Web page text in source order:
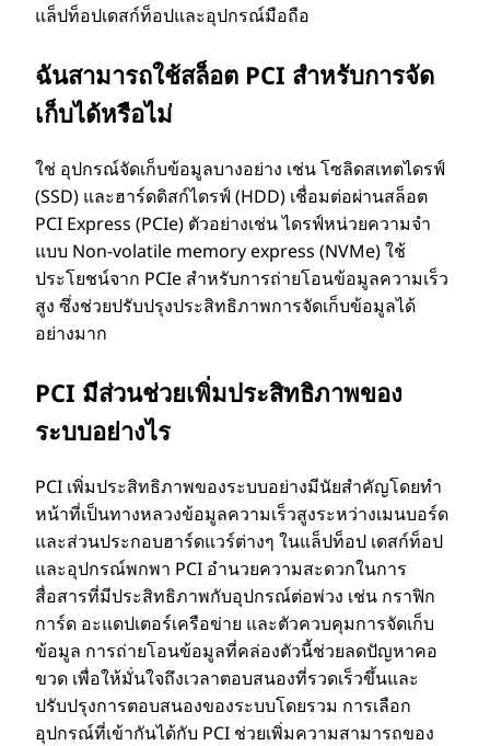
แล็ปท็อปเดสก์ท็อปและอุปกรณ์มือถือ
ฉันสามารถใช้สล็อต PCI สําหรับการจัด
เก็บได้หรือไม่
ใช่ อุปกรณ์จัดเก็บข้อมูลบางอย่าง เช่น โซลิดสเทตไดรฟ์
(SSD) และฮาร์ดดิสก์ไดรฟ์ (HDD) เชื่อมต่อผ่านสล็อต
PCI Express (PCIe) ตัวอย่างเช่น ไดรฟ์หน่วยความจํา
แบบ Non-volatile memory express (NVMe) ใช้
ประโยชน์จาก PCIe สําหรับการถ่ายโอนข้อมูลความเร็ว
สูง ซึ่งช่วยปรับปรุงประสิทธิภาพการจัดเก็บข้อมูลได้
อย่างมาก
PCI มีส่วนช่วยเพิ่มประสิทธิภาพของ
ระบบอย่างไร
PCI เพิ่มประสิทธิภาพของระบบอย่างมีนัยสําคัญโดยทํา
หน้าที่เป็นทางหลวงข้อมูลความเร็วสูงระหว่างเมนบอร์ด
และส่วนประกอบฮาร์ดแวร์ต่างๆ ในแล็ปท็อป เดสก์ท็อป
และอุปกรณ์พกพา PCI อํานวยความสะดวกในการ
สื่อสารที่มีประสิทธิภาพกับอุปกรณ์ต่อพ่วง เช่น กราฟิก
การ์ด อะแดปเตอร์เครือข่าย และตัวควบคุมการจัดเก็บ
ข้อมูล การถ่ายโอนข้อมูลที่คล่องตัวนี้ช่วยลดปัญหาคอ
ขวด เพื่อให้มั่นใจถึงเวลาตอบสนองที่รวดเร็วขึ้นและ
ปรับปรุงการตอบสนองของระบบโดยรวม การเลือก
อุปกรณ์ที่เข้ากันได้กับ PCI ช่วยเพิ่มความสามารถของ